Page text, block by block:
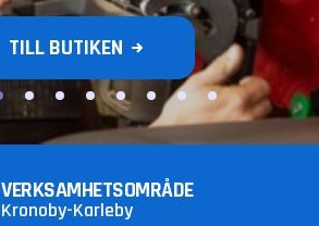
TILL BUTIKEN
VERKSAMHETSOMRÅDE
Kronoby-Karleby